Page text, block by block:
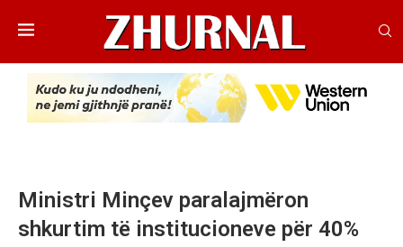
Ministri Minçev paralajmëron
shkurtim të institucioneve për 40%